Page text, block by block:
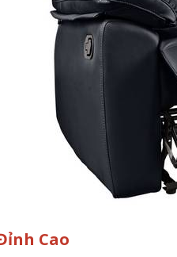
Cao